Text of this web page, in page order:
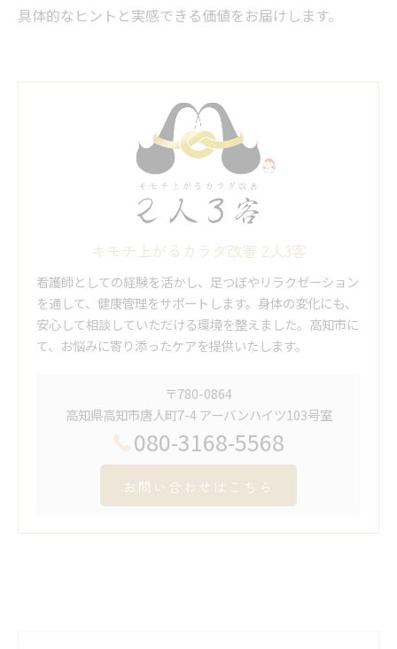
具体的なヒントと実感できる価値をお届けします。
キモチ上がるカラダ改善 2人3客
看護師としての経験を活かし、足つぼやリラクゼーション
を通して、健康管理をサポートします。身体の変化にも、
安心して相談していただける環境を整えました。高知市に
て、お悩みに寄り添ったケアを提供いたします。
〒780-0864
高知県高知市唐人町7-4 アーバンハイツ103号室
080-3168-5568
お問い合わせはこちら